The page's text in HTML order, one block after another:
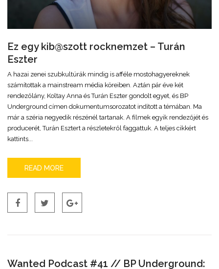
Ez egy kib@szott rocknemzet – Turán
Eszter
A hazai zenei szubkultúrák mindig is afféle mostohagyereknek
számítottak a mainstream média köreiben. Aztán pár éve két
rendezőlány, Koltay Anna és Turán Eszter gondolt egyet, és BP
Underground címen dokumentumsorozatot indított a témában. Ma
már a széria negyedik részénél tartanak. A filmek egyik rendezőjét és
producerét, Turán Esztert a részletekről faggattuk. A teljes cikkért
kattints...
READ MORE
Wanted Podcast #41 // BP Underground: